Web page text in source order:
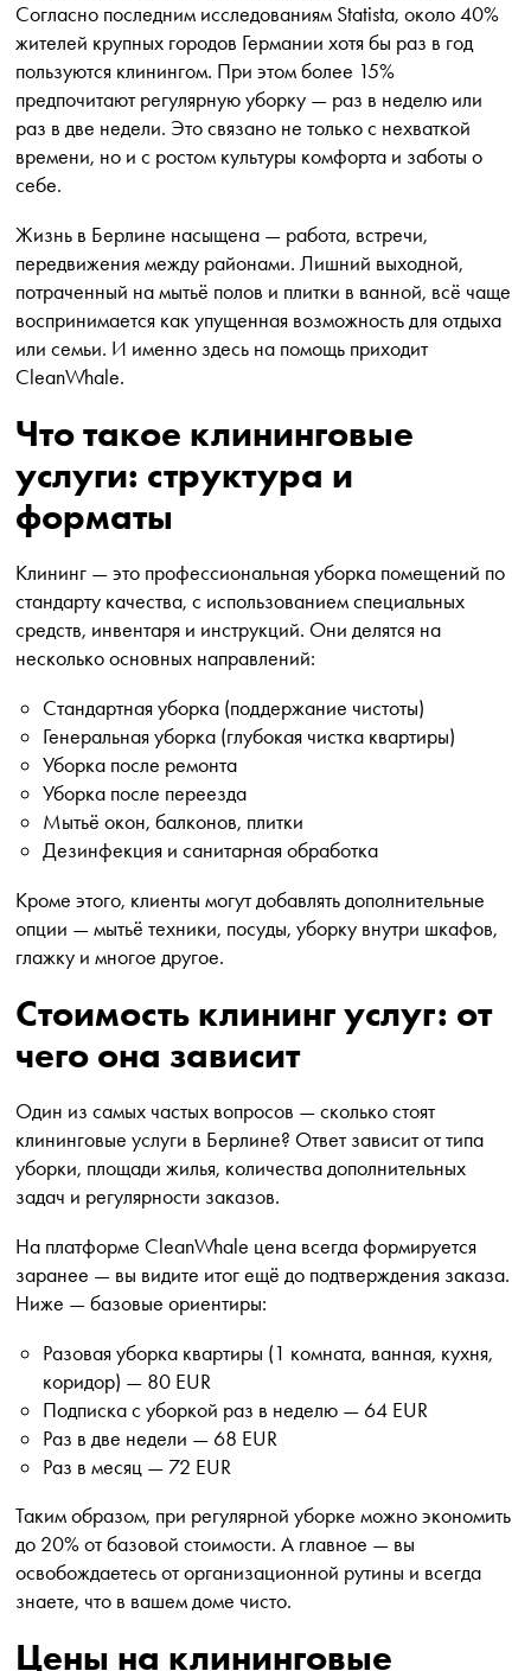
Согласно последним исследованиям Statista, около 40%
жителей крупных городов Германии хотя бы раз в год
пользуются клинингом. При этом более 15%
предпочитают регулярную уборку — раз в неделю или
раз в две недели. Это связано не только с нехваткой
времени, но и с ростом культуры комфорта и заботы о
себе.
Жизнь в Берлине насыщена — работа, встречи,
передвижения между районами. Лишний выходной,
потраченный на мытьё полов и плитки в ванной, всё чаще
воспринимается как упущенная возможность для отдыха
или семьи. И именно здесь на помощь приходит
CleanWhale.
Что такое клининговые
услуги: структура и
форматы
Клининг — это профессиональная уборка помещений по
стандарту качества, с использованием специальных
средств, инвентаря и инструкций. Они делятся на
несколько основных направлений:
Стандартная уборка (поддержание чистоты)
Генеральная уборка (глубокая чистка квартиры)
Уборка после ремонта
Уборка после переезда
Мытьё окон, балконов, плитки
Дезинфекция и санитарная обработка
Кроме этого, клиенты могут добавлять дополнительные
опции — мытьё техники, посуды, уборку внутри шкафов,
глажку и многое другое.
Стоимость клининг услуг: от
чего она зависит
Один из самых частых вопросов — сколько стоят
клининговые услуги в Берлине? Ответ зависит от типа
уборки, площади жилья, количества дополнительных
задач и регулярности заказов.
На платформе CleanWhale цена всегда формируется
заранее — вы видите итог ещё до подтверждения заказа.
Ниже — базовые ориентиры:
Разовая уборка квартиры (1 комната, ванная, кухня,
коридор) — 80 EUR
Подписка с уборкой раз в неделю — 64 EUR
Раз в две недели — 68 EUR
Раз в месяц — 72 EUR
Таким образом, при регулярной уборке можно экономить
до 20% от базовой стоимости. А главное — вы
освобождаетесь от организационной рутины и всегда
знаете, что в вашем доме чисто.
Цены на клининговые